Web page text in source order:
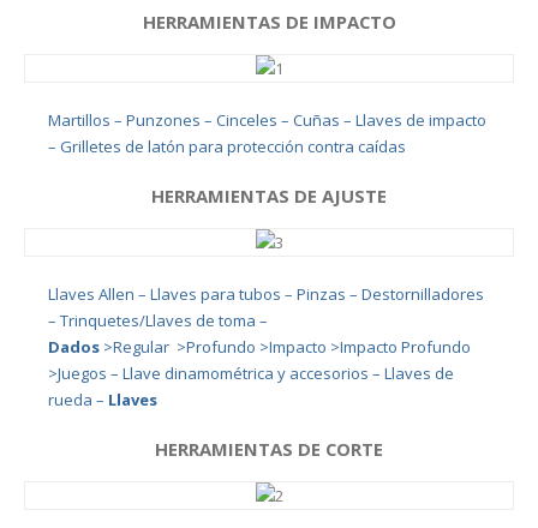
HERRAMIENTAS DE IMPACTO
Martillos – Punzones – Cinceles – Cuñas – Llaves de impacto
– Grilletes de latón para protección contra caídas
HERRAMIENTAS DE AJUSTE
Llaves Allen – Llaves para tubos – Pinzas – Destornilladores
– Trinquetes/Llaves de toma –
Dados >Regular >Profundo >Impacto >Impacto Profundo
>Juegos – Llave dinamométrica y accesorios – Llaves de
rueda – Llaves
HERRAMIENTAS DE CORTE